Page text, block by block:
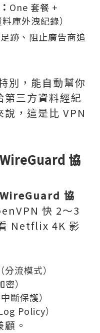
One 套餐 +
庫外洩紀錄）
跡、阻止廣告商追
別，能自動幫你
三方資料經紀
，這是比 VPN
協
WireGuard 協
快 2～3
Netflix 4K 影
流模式）
）
斷保護）
Policy）
。